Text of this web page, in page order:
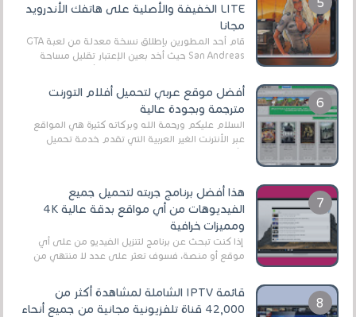
LITE الخفيفة والأصلية على هاتفك الأندرويد
مجانا
قام أحد المطورين بإطلاق نسخة معدلة من لعبة GTA
San Andreas حيث أخد بعين الإعتبار تقليل مساحة
أفضل موقع عربي لتحميل أفلام التورنت
مترجمة وبجودة عالية
السلام عليكم ورحمة الله وبركاته كثيرة هي المواقع
عبر الأنترنت الغير العربية التي تقدم خدمة تحميل
الأفلام على التورنت ، ومعظم هذه المواقع ل...
هذا أفضل برنامج جربته لتحميل جميع
الفيديوهات من أي مواقع بدقة عالية 4K
ومميزات خرافية
إذا كنت تبحث عن برنامج لتنزيل الفيديو من على أي
موقع أو منصة، فسوف تعثر على عدد لا منتهي من
قائمة IPTV الشاملة لمشاهدة أكثر من
42,000 قناة تلفزيونية مجانية من جميع أنحاء